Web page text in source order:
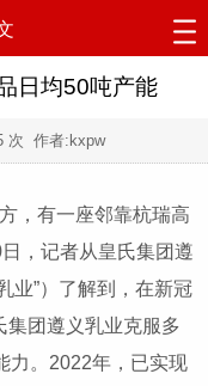
日均50吨产能
次 作者:kxpw
，有一座邻靠杭瑞高
，记者从皇氏集团遵
业”）了解到，在新冠
集团遵义乳业克服多
力。2022年，已实现